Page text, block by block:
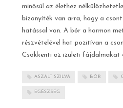
minősül az élethez
bizonyíték van arra, hogy a
hatással van. A bór a hormon
részvételével hat pozitívan a
Csökkenti az izületi fájdalmakat
ASZALT SZILVA BÓR
EGÉSZSÉG